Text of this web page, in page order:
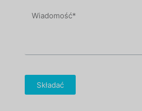
Składać